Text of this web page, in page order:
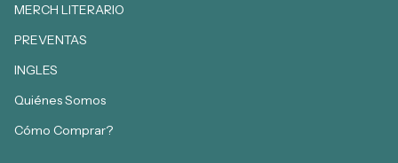
MERCH LITERARIO
PREVENTAS
INGLES
Quiénes Somos
Cómo Comprar?